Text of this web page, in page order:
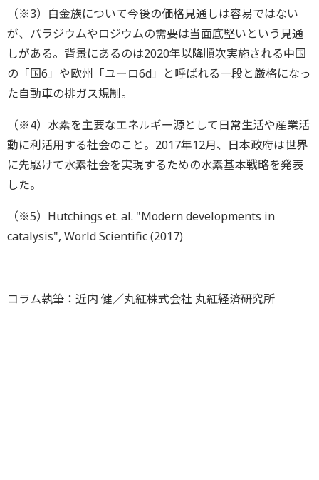
（※3）白金族について今後の価格見通しは容易ではない
が、パラジウムやロジウムの需要は当面底堅いという見通
しがある。背景にあるのは2020年以降順次実施される中国
の「国6」や欧州「ユーロ6d」と呼ばれる一段と厳格になっ
た自動車の排ガス規制。
（※4）水素を主要なエネルギー源として日常生活や産業活
動に利活用する社会のこと。2017年12月、日本政府は世界
に先駆けて水素社会を実現するための水素基本戦略を発表
した。
（※5）Hutchings et. al. "Modern developments in
catalysis", World Scientific (2017)
コラム執筆：近内 健／丸紅株式会社 丸紅経済研究所